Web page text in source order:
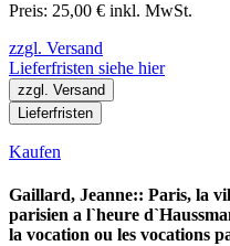
Preis: 25,00 € inkl. MwSt.
zzgl. Versand
Lieferfristen siehe hier
zzgl. Versand
Lieferfristen
Kaufen
Gaillard, Jeanne:: Paris, la
parisien a l`heure
la vocation ou les vocations